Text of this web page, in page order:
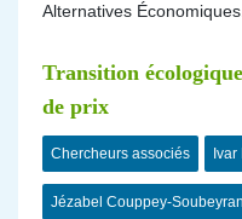
Alternatives Économiques
Transition
de prix
Chercheurs associés
Jézabel Couppey-Soubeyran